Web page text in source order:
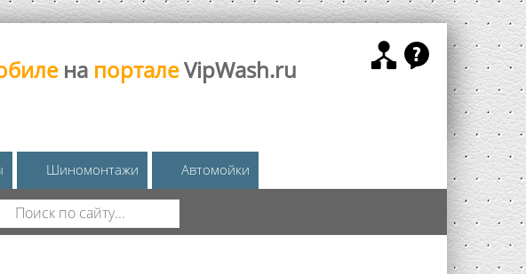
на порталеVipWash.ru
Шиномонтажи Автомойки
ФОРМА ПОИСКА
Поиск